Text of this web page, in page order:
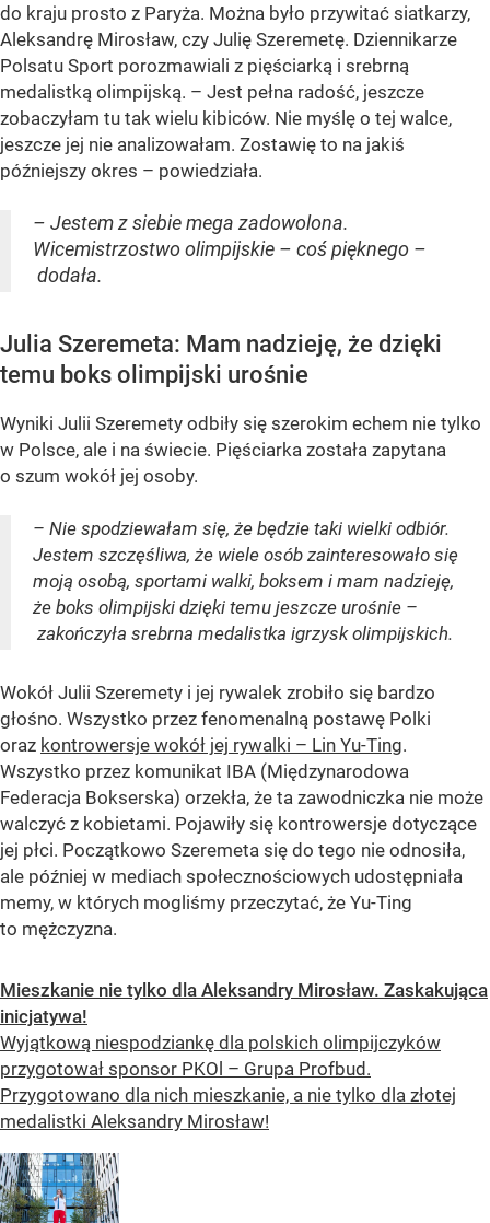
do kraju prosto z Paryża. Można było przywitać siatkarzy,
Aleksandrę Mirosław, czy Julię Szeremetę. Dziennikarze
Polsatu Sport porozmawiali z pięściarką i srebrną
medalistką olimpijską. – Jest pełna radość, jeszcze
zobaczyłam tu tak wielu kibiców. Nie myślę o tej walce,
jeszcze jej nie analizowałam. Zostawię to na jakiś
późniejszy okres – powiedziała.
– Jestem z siebie mega zadowolona.
Wicemistrzostwo olimpijskie – coś pięknego –
dodała.
Julia Szeremeta: Mam nadzieję, że dzięki
temu boks olimpijski urośnie
Wyniki Julii Szeremety odbiły się szerokim echem nie tylko
w Polsce, ale i na świecie. Pięściarka została zapytana
o szum wokół jej osoby.
– Nie spodziewałam się, że będzie taki wielki odbiór.
Jestem szczęśliwa, że wiele osób zainteresowało się
moją osobą, sportami walki, boksem i mam nadzieję,
że boks olimpijski dzięki temu jeszcze urośnie –
zakończyła srebrna medalistka igrzysk olimpijskich.
Wokół Julii Szeremety i jej rywalek zrobiło się bardzo
głośno. Wszystko przez fenomenalną postawę Polki
oraz kontrowersje wokół jej rywalki – Lin Yu-Ting.
Wszystko przez komunikat IBA (Międzynarodowa
Federacja Bokserska) orzekła, że ta zawodniczka nie może
walczyć z kobietami. Pojawiły się kontrowersje dotyczące
jej płci. Początkowo Szeremeta się do tego nie odnosiła,
ale później w mediach społecznościowych udostępniała
memy, w których mogliśmy przeczytać, że Yu-Ting
to mężczyzna.
Mieszkanie nie tylko dla Aleksandry Mirosław. Zaskakująca
inicjatywa!
Wyjątkową niespodziankę dla polskich olimpijczyków
przygotował sponsor PKOl – Grupa Profbud.
Przygotowano dla nich mieszkanie, a nie tylko dla złotej
medalistki Aleksandry Mirosław!